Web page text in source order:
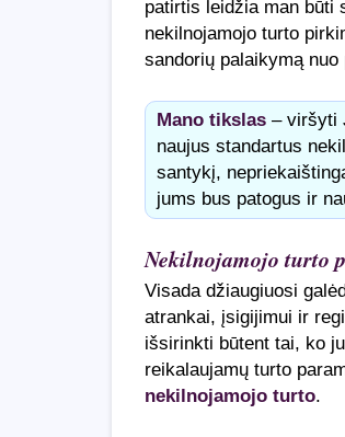
patirtis leidžia man būti
nekilnojamojo turto
sandorių palaikymą
Mano tikslas – viršyti
naujus standartus
santykį,
jums bus patogus ir
Nekilnojamojo turto
Visada džiaugiuosi
atrankai, įsigijimui ir
išsirinkti būtent tai, ko
reikalaujamų turto
nekilnojamojo turto.